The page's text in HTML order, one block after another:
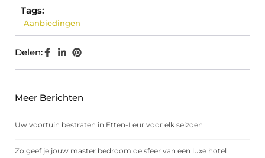
Tags:
Aanbiedingen
Delen:
Meer Berichten
Uw voortuin bestraten in Etten-Leur voor elk seizoen
Zo geef je jouw master bedroom de sfeer van een luxe hotel